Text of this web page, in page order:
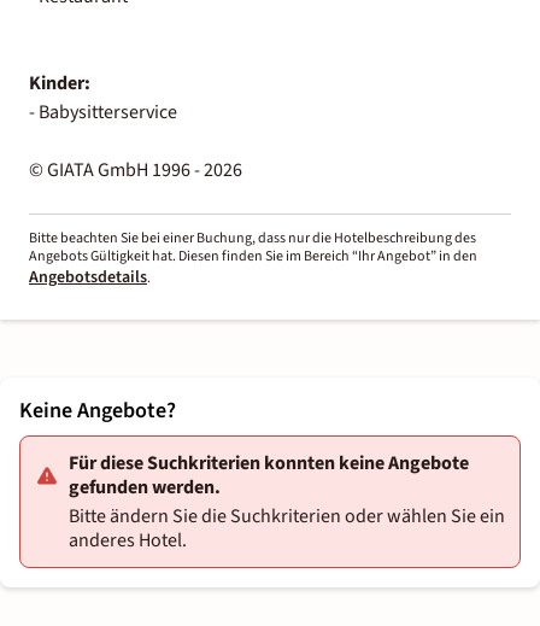
Kinder:
- Babysitterservice
© GIATA GmbH 1996 - 2026
Bitte beachten Sie bei einer Buchung, dass nur die Hotelbeschreibung des
Angebots Gültigkeit hat. Diesen finden Sie im Bereich “Ihr Angebot” in den
Angebotsdetails.
Keine Angebote?
Für diese Suchkriterien konnten keine Angebote
gefunden werden.
Bitte ändern Sie die Suchkriterien oder wählen Sie ein
anderes Hotel.